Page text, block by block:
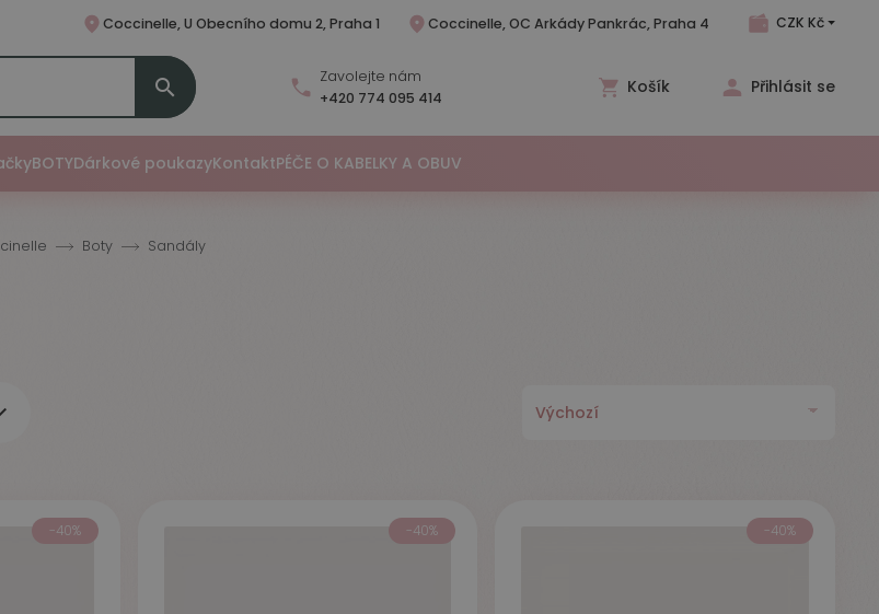
Coccinelle, U Obecního domu 2, Praha 1 Coccinelle, OC Arkády Pankrác, Praha 4 CZK Kč

Zavolejte nám
+420 774 095 414
Košík Přihlásit se
E-mail
Žádný účet? Vytvořte si ho zde
BOTYDárkové poukazyKontaktPÉČE O KABELKY A OBUV
Boty Sandály
-40% -40% -40%